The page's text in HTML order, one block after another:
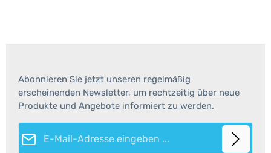
Abonnieren Sie jetzt unseren regelmäßig
erscheinenden Newsletter, um rechtzeitig über neue
Produkte und Angebote informiert zu werden.
E-Mail-Adresse*